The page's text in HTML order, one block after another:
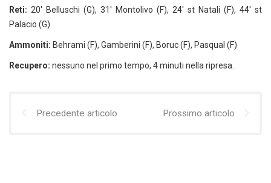
Reti: 20′ Belluschi (G), 31′ Montolivo (F), 24′ st Natali (F), 44′ st
Palacio (G)
Ammoniti: Behrami (F), Gamberini (F), Boruc (F), Pasqual (F)
Recupero: nessuno nel primo tempo, 4 minuti nella ripresa.
Precedente articolo Prossimo articolo